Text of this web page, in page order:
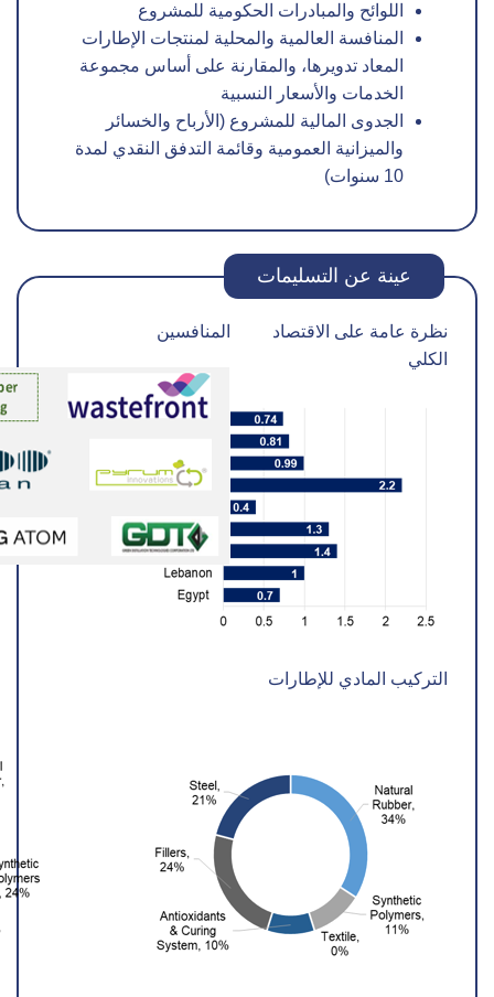
اللوائح والمبادرات الحكومية للمشروع
المنافسة العالمية والمحلية لمنتجات الإطارات
المعاد تدويرها، والمقارنة على أساس مجموعة
الخدمات والأسعار النسبية
الجدوى المالية للمشروع (الأرباح والخسائر
والميزانية العمومية وقائمة التدفق النقدي لمدة
10 سنوات)
عينة عن التسليمات
نظرة عامة على الاقتصاد
الكلي
المنافسين
التركيب المادي للإطارات